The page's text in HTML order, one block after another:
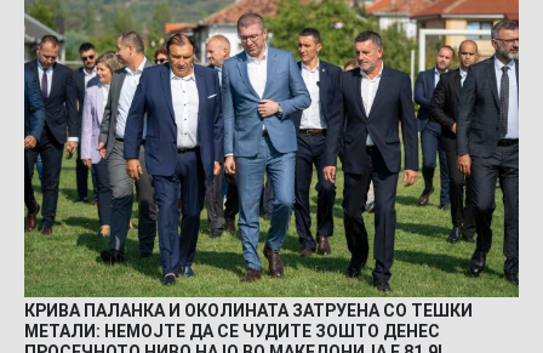
КРИВА ПАЛАНКА И ОКОЛИНАТА ЗАТРУЕНА СО ТЕШКИ
МЕТАЛИ: НЕМОЈТЕ ДА СЕ ЧУДИТЕ ЗОШТО ДЕНЕС